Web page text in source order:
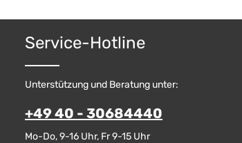
Service-Hotline
Unterstützung und Beratung unter:
+49 40 - 30684440
Mo-Do, 9-16 Uhr, Fr 9-15 Uhr